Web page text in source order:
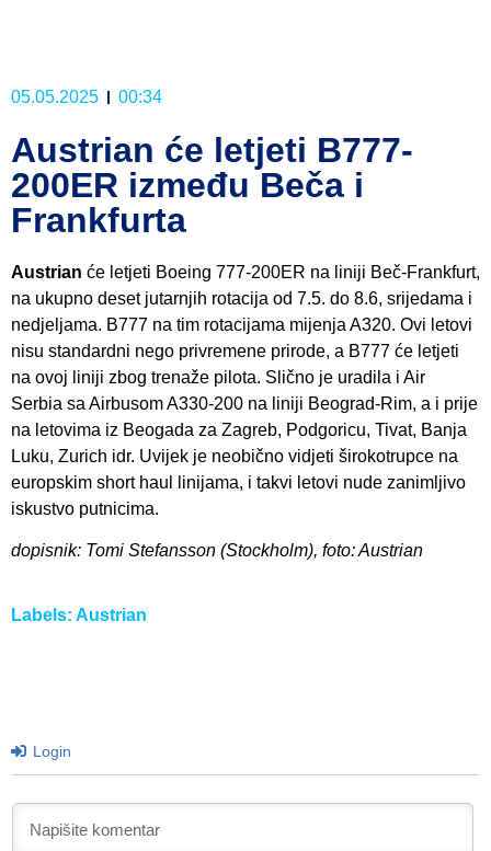
05.05.2025 00:34
Austrian će letjeti B777-
200ER između Beča i
Frankfurta
Austrian će letjeti Boeing 777-200ER na liniji Beč-Frankfurt,
na ukupno deset jutarnjih rotacija od 7.5. do 8.6, srijedama i
nedjeljama. B777 na tim rotacijama mijenja A320. Ovi letovi
nisu standardni nego privremene prirode, a B777 će letjeti
na ovoj liniji zbog trenaže pilota. Slično je uradila i Air
Serbia sa Airbusom A330-200 na liniji Beograd-Rim, a i prije
na letovima iz Beogada za Zagreb, Podgoricu, Tivat, Banja
Luku, Zurich idr. Uvijek je neobično vidjeti širokotrupce na
europskim short haul linijama, i takvi letovi nude zanimljivo
iskustvo putnicima.
dopisnik: Tomi Stefansson (Stockholm), foto: Austrian
Labels: Austrian
Login